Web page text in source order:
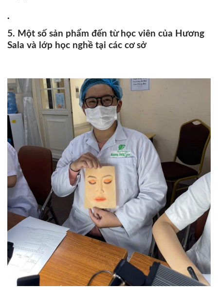
·
5. Một số sản phẩm đến từ học viên của Hương
Sala và lớp học nghề tại các cơ sở